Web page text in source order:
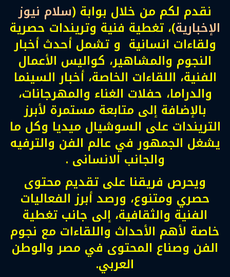
نقدم لكم من خلال بوابة (سلام نيوز
الإخبارية)، تغطية فنية وتريندات حصرية
ولقاءات انسانية و تشمل أحدث أخبار
النجوم والمشاهير، كواليس الأعمال
الفنية، اللقاءات الخاصة، أخبار السينما
والدراما، حفلات الغناء والمهرجانات،
بالإضافة إلى متابعة مستمرة لأبرز
التريندات على السوشيال ميديا وكل ما
يشغل الجمهور في عالم الفن والترفيه
والجانب الانسانى .
ويحرص فريقنا على تقديم محتوى
حصري ومتنوع، ورصد أبرز الفعاليات
الفنية والثقافية، إلى جانب تغطية
خاصة لأهم الأحداث واللقاءات مع نجوم
الفن وصناع المحتوى في مصر والوطن
العربي.